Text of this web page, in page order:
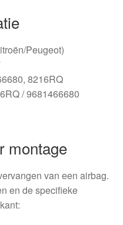
Peugeot)
8216RQ
/ 9681466680
montage
van een airbag.
en de specifieke